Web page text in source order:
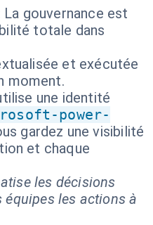
La gouvernance est
totale dans
et exécutée
moment.
une identité
power-
gardez une visibilité
et chaque
les décisions
équipes les actions à